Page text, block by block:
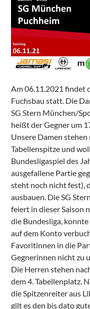
Am 06.11.2021 findet
Fuchsbau statt. Die
SG Stern München/
heißt der Gegner um
Unsere Damen
Tabellenspitze und
Bundesligaspiel des
ausgefallene Partie
steht noch nicht fest),
ausbauen. Die SG
feiert in dieser Saison
die Bundesliga,
auf dem Konto
Favoritinnen in die
Gegnerinnen nicht zu
Die Herren stehen
dem 4. Tabellenplatz.
die Spitzenreiter aus
gilt es den bis dato